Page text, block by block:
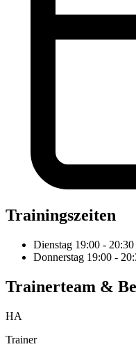
Trainingszeiten
Dienstag 19:00 -
Donnerstag 19:00 -
Trainerteam &
HA
Trainer